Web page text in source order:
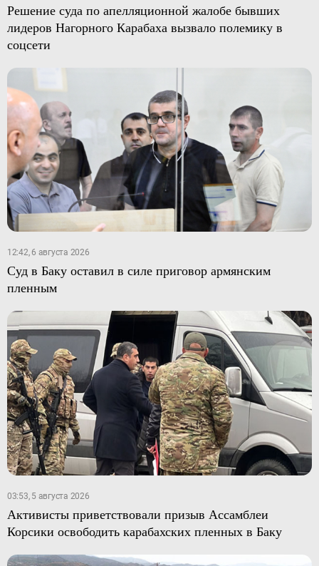
Решение суда по апелляционной жалобе бывших
лидеров Нагорного Карабаха вызвало полемику в
соцсети
12:42, 6 августа 2026
Суд в Баку оставил в силе приговор армянским
пленным
03:53, 5 августа 2026
Активисты приветствовали призыв Ассамблеи
Корсики освободить карабахских пленных в Баку